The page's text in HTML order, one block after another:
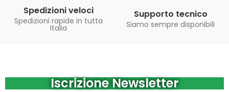
Spedizioni veloci
Spedizioni rapide in tutta
Italia
Supporto tecnico
Siamo sempre disponibili
Iscrizione Newsletter